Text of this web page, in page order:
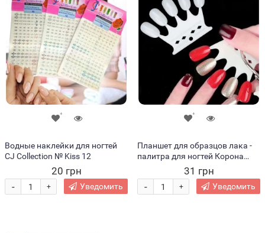
Водные наклейки для ногтей
CJ Collection № Kiss 12
20 грн
+
- Уведомить
Планшет для образцов лака -
палитра для ногтей Корона
31 грн
+
- Уведомить